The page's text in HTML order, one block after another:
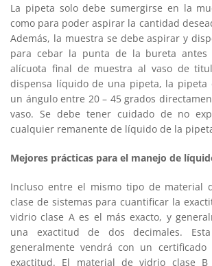
La pipeta solo debe sumergirse en la
como para poder aspirar la cantidad
Además, la muestra se debe aspirar y
para cebar la punta de la bureta
alícuota final de muestra al vaso de
dispensa líquido de una pipeta, la pipeta
un ángulo entre 20 – 45 grados
vaso. Se debe tener cuidado de no
cualquier remanente de líquido de la
Mejores prácticas para el manejo de
Incluso entre el mismo tipo de material
clase de sistemas para cuantificar la
vidrio clase A es el más exacto, y
una exactitud de dos decimales.
generalmente vendrá con un certificado
exactitud. El material de vidrio clase